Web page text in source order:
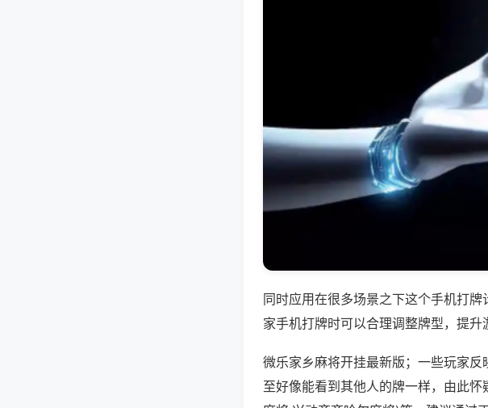
同时应用在很多场景之下这个手机打
家手机打牌时可以合理调整牌型，提升
微乐家乡麻将开挂最新版；一些玩家
至好像能看到其他人的牌一样，由此